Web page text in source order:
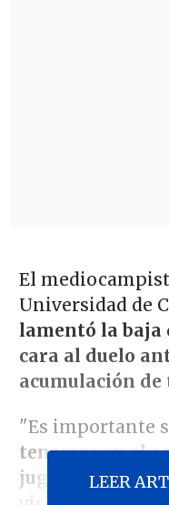
El
Universidad de
lamentó la baja
cara al duelo
acumulación
"Es importante
tenemos en el
jugadorLEER